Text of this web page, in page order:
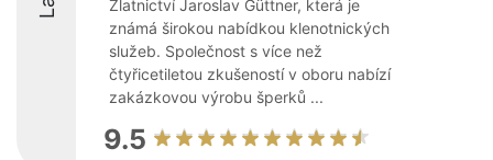
Zlatnictví Jaroslav Güttner, která je
známá širokou nabídkou klenotnických
služeb. Společnost s více než
čtyřicetiletou zkušeností v oboru nabízí
zakázkovou výrobu šperků ...
9.5